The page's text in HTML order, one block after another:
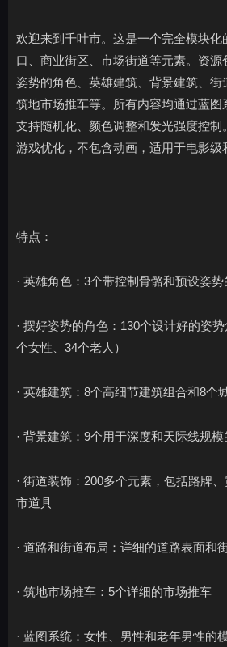
欢迎来到千叶市。这是一个完全模块化
口、商业街区、市场街道等元素。资
姿势的角色、英雄建筑、背景建筑、街
筑地市场推车等。所有内容均通过蓝图
支持随机化、颜色调整和发光强度控
游戏优化，不包含动画，适用于电影级
特点：
· 英雄角色：3个带控制骨骼和预设姿
· 摆好姿势的角色：130个设计好的姿
个女性、34个老人）
· 英雄建筑：8个高细节建筑组合和8个
· 背景建筑：9个用于深度和天际线规
· 街道装饰：200多个元素，包括路牌
市道具
· 道路和街道布局：详细的道路表面和
· 筑地市场推车：5个详细的市场推车
· 蓝图系统：女性、男性和老年男性的